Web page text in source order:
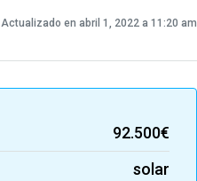
Actualizado en abril 1, 2022 a 11:20 am
92.500€
solar